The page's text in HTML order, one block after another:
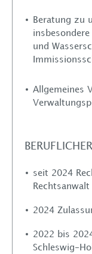
Beratung zu
und
Allgemeines
seit 2024
Rechtsanwalt
2024
2022 bis
Schleswig-